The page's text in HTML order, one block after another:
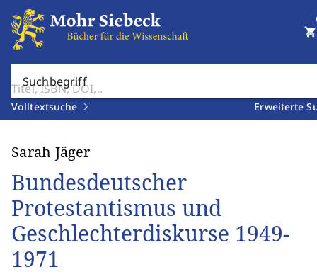
Suchbegriff
Volltextsuche Erweiterte
shopping_cart
Sarah Jäger
Bundesdeutscher
Protestantismus und
Geschlechterdiskurse 1949-
1971